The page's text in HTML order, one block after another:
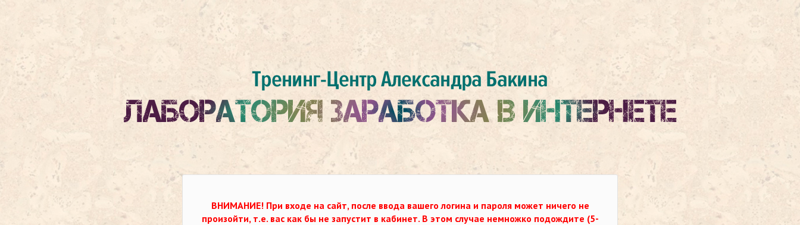
ВНИМАНИЕ! При входе на сайт, после ввода вашего логина и пароля может ничего не
произойти, т.е. вас как бы не запустит в кабинет. В этом случае немножко подождите (5-